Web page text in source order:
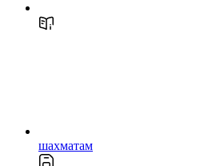
шахматам